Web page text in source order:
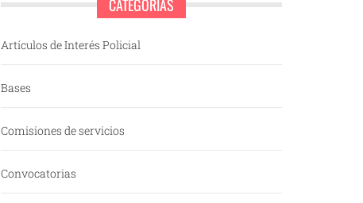
CATEGORÍAS
Artículos de Interés Policial
Bases
Comisiones de servicios
Convocatorias